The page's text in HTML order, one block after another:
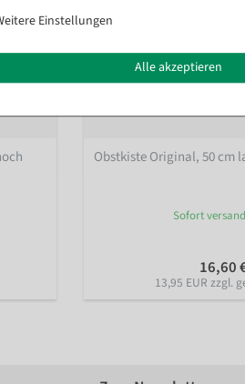
Obstkiste Original, 50 cm
Sofort
16,60
13,95 EUR zzgl.
Einstellungen
Alle akzeptieren